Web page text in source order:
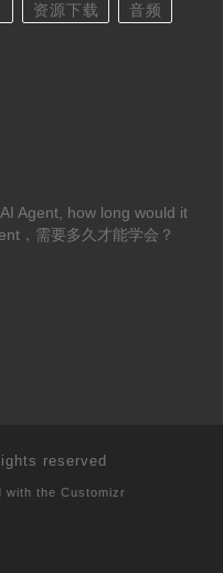
资源下载 音频
Agent, how long would it
，需要多久才能学会？
reserved
with the Customizr